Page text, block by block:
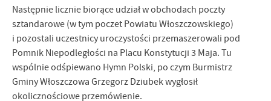
Następnie licznie biorące udział w obchodach poczty
sztandarowe (w tym poczet Powiatu Włoszczowskiego)
i pozostali uczestnicy uroczystości przemaszerowali pod
Pomnik Niepodległości na Placu Konstytucji 3 Maja. Tu
wspólnie odśpiewano Hymn Polski, po czym Burmistrz
Gminy Włoszczowa Grzegorz Dziubek wygłosił
okolicznościowe przemówienie.
dostępność większej ilości funkcji na stronie.
Analityczne pliki cookies pomagają nam rozwijać się i
dostosowywać do Twoich potrzeb.
Cookies analityczne pozwalają na uzyskanie informacji w zakresie
wykorzystywania witryny internetowej, miejsca oraz częstotliwości,
z jaką odwiedzane są nasze serwisy www. Dane pozwalają nam na
ocenę naszych serwisów internetowych pod względem ich
popularności wśród użytkowników. Zgromadzone informacje są
Więcej
Reklamowe